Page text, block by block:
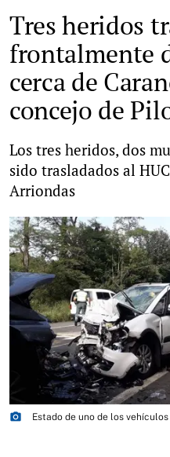
Tres heridos
frontalmente
cerca de
concejo de
Los tres heridos, dos
sido trasladados al
Arriondas
photo_camera
Estado de uno de los